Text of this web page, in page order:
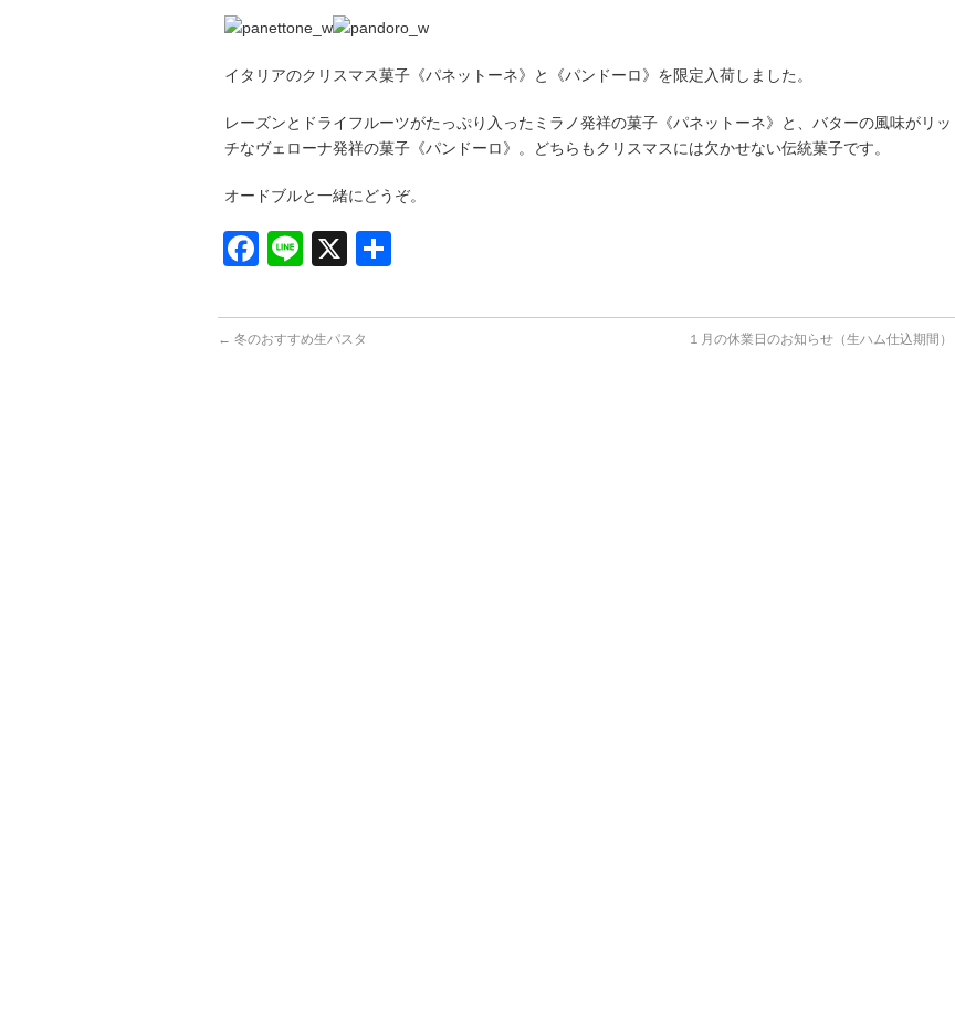
イタリアのクリスマス菓子《パネットーネ》と《パンドーロ》を限定入荷しました。
レーズンとドライフルーツがたっぷり入ったミラノ発祥の菓子《パネットーネ》と、バターの風味がリッ
チなヴェローナ発祥の菓子《パンドーロ》。どちらもクリスマスには欠かせない伝統菓子です。
オードブルと一緒にどうぞ。
Facebook
Line
X
← 冬のおすすめ生パスタ １月の休業日のお知らせ（生ハム仕込期間）